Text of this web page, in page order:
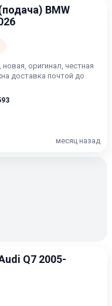
BMW
оригинал, честная
доставка почтой до
месяц назад
Q7 2005-